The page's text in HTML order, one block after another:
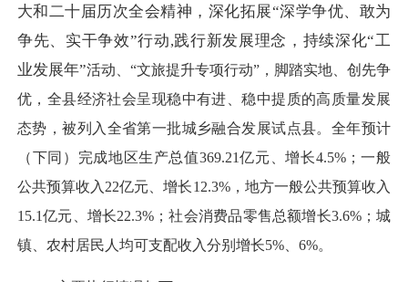
大和二十届历次全会精神，深化拓展“深学争优、敢为
争先、实干争效”行动,践行新发展理念，持续深化“工
业发展年”活动、 “文旅提升专项行动” ， 脚踏实地、创先争
优，全县经济社会呈现稳中有进、稳中提质的高质量发展
态势，被列入 全省第一批城乡融合发展试点县。 全年预计
（下同）完成地区生产总值369.21亿元、增长4.5%；一般
公共预算收入 22亿元、增长12.3%，地方一般公共预算收入
15.1亿元、增长22.3%；社会消费品零售总额增长3.6%；城
镇、农村居民人均可支配收入分别增长5%、 6%。